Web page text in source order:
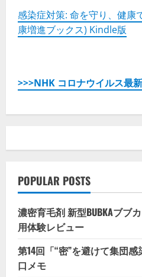
感染症対策: 命を守り、健康
康増進ブックス) Kindle版
>>>NHK コロナウイルス最
POPULAR POSTS
濃密育毛剤 新型BUBKAブブ
用体験レビュー
第14回「“密”を避けて集団
口メモ